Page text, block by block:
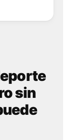
sin